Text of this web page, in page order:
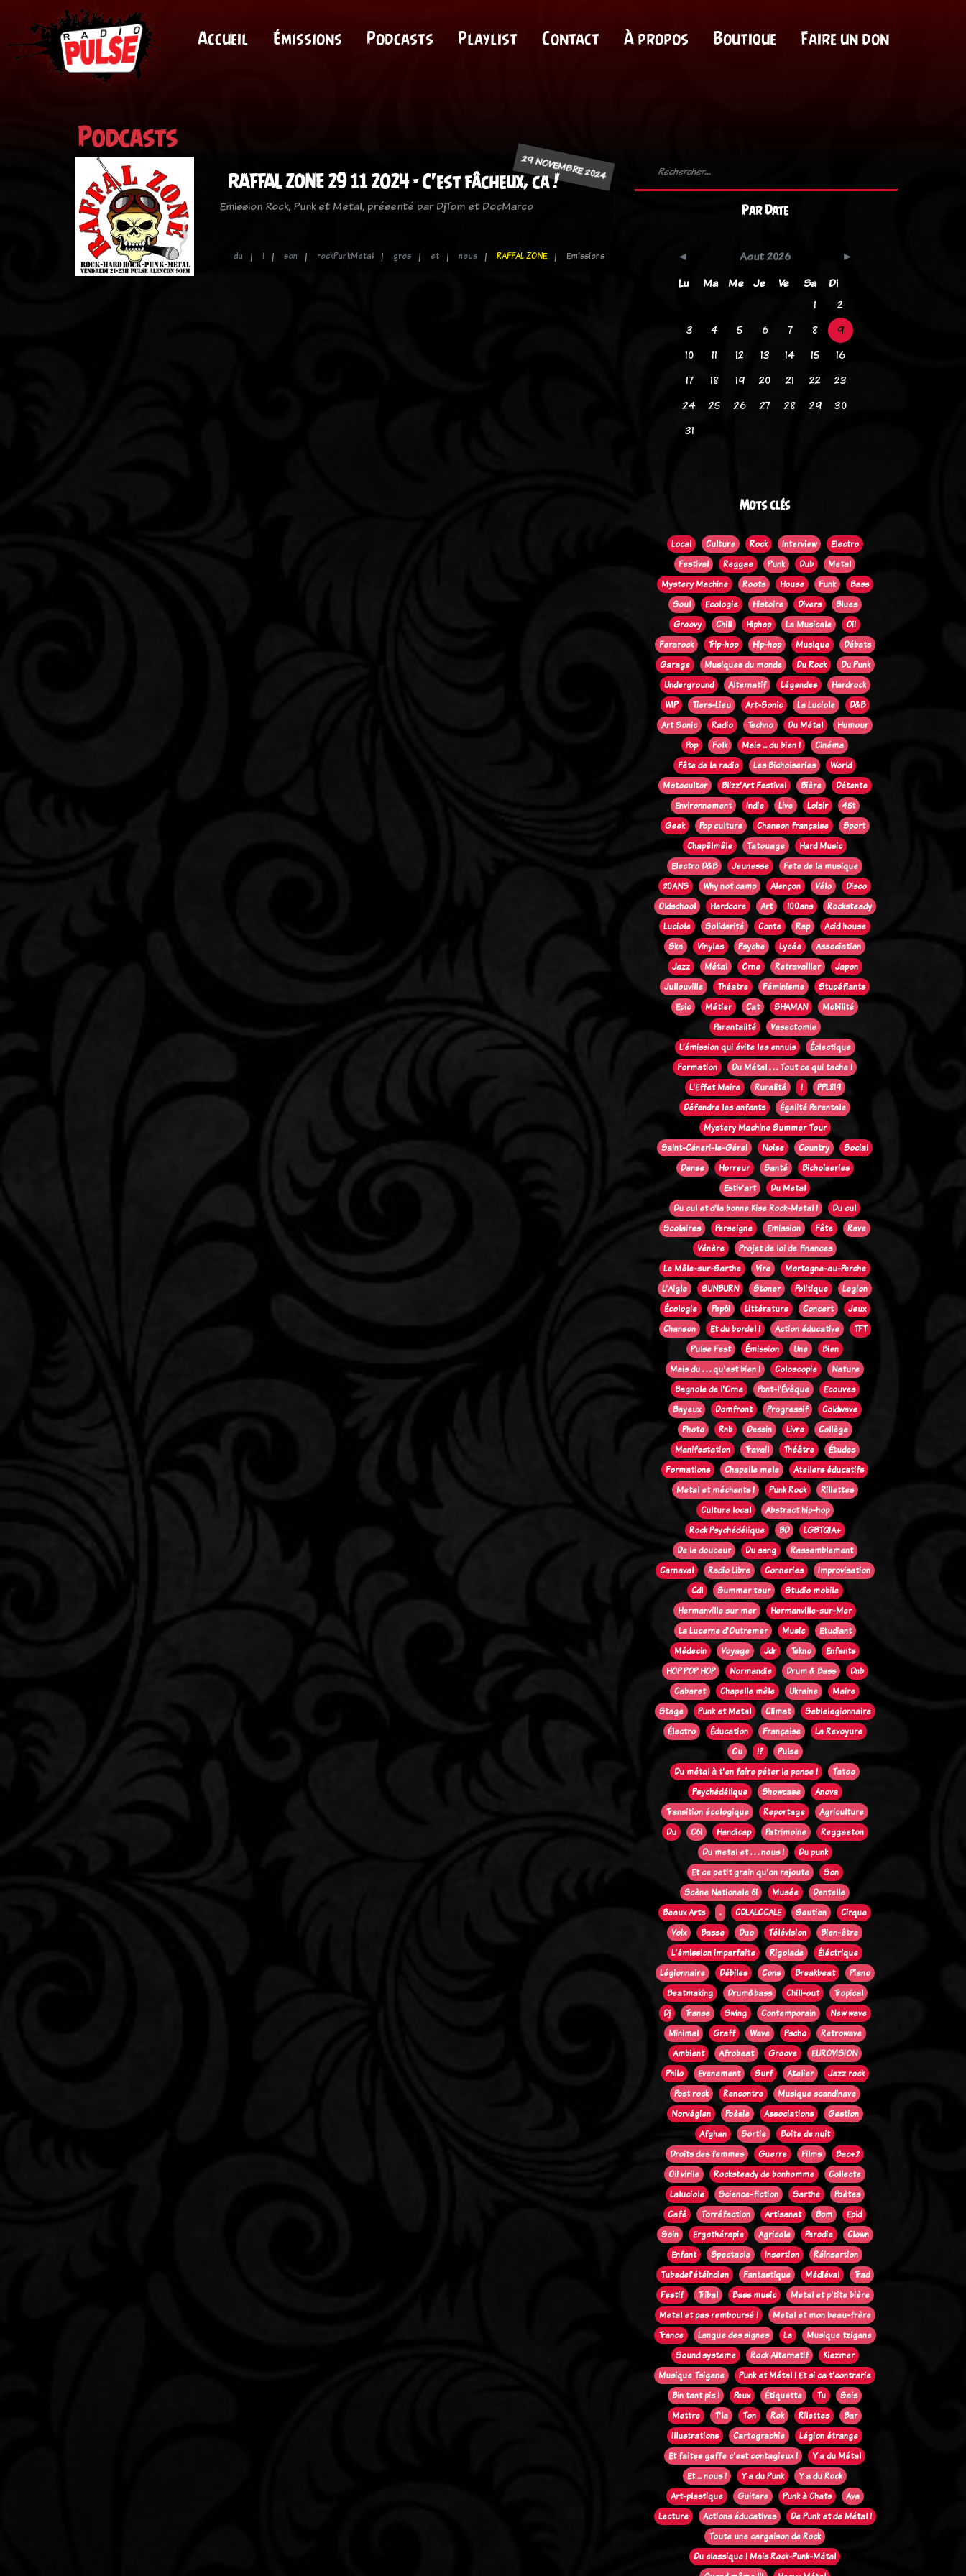
Accueil Émissions Podcasts Playlist Contact À propos Boutique Faire un don
Podcasts
29 NOVEMBRE 2024
RAFFAL ZONE 29 11 2024 - C'est fâcheux, ca !
Emission Rock, Punk et Metal, présenté par DjTom et DocMarco
du ! son rockPunkMetal gros et nous RAFFAL ZONE Emissions
Par Date
Aout 2026
Lu
Ma Me Je Ve Sa
Di
1
2
3
4 5 6 7 8
9
10
11 12 13 14 15
16
17
18 19 20 21 22
23
24
25 26 27 28 29
30
31
Mots clés
Local Culture Rock Interview
Electro
Festival
Reggae Punk Dub
Metal
Mystery Machine
Roots House Funk
Bass
Soul
Ecologie Histoire Divers
Blues
Groovy
Chill Hiphop La Musicale
Oi!
Ferarock
Trip-hop Hip-hop Musique
Débats
Garage
Musiques du monde Du Rock
Du Punk
Underground
Alternatif Légendes
Hardrock
WIP
Tiers-Lieu Art-Sonic La Luciole
D&B
Art Sonic
Radio Techno Du Métal
Humour
Pop
Folk Mais ... du bien !
Cinéma
Fête de la radio
Les Bichoiseries
World
Motocultor
Blizz'Art Festival Bière
Détente
Environnement
Indie Live Loisir
45t
Geek
Pop culture Chanson française
Sport
Chapêlmêle
Tatouage
Hard Music
Electro D&B
Jeunesse
Fete de la musique
20ANS
Why not camp Alençon Vélo
Disco
Oldschool
Hardcore Art 100ans
Rocksteady
Luciole
Solidarité Conte Rap
Acid house
Ska
Vinyles Psyche Lycée
Association
Jazz
Métal Orne Retravailler
Japon
Jullouville
Théatre Féminisme
Stupéfiants
Epic
Métier Cat SHAMAN
Mobilité
Parentalité
Vasectomie
L’émission qui évite les ennuis
Éclectique
Formation
Du Métal . . . Tout ce qui tache !
L'Effet Maire
Ruralité !
PPL819
Défendre les enfants
Égalité Parentale
Mystery Machine Summer Tour
Saint-Céneri-le-Gérei
Noise Country
Social
Danse
Horreur Santé
Bichoiseries
Estiv'art
Du Metal
Du cul et d'la bonne Kise Rock-Metal !
Du cul
Scolaires
Perseigne Emission Fête
Rave
Vénère
Projet de loi de finances
Le Mêle-sur-Sarthe
Vire
Mortagne-au-Perche
L'Aigle
SUNBURN Stoner Politique
Legion
Écologie
Pep61 Littérature Concert
Jeux
Chanson
Et du bordel ! Action éducative
TFT
Pulse Fest
Émission Une
Bien
Mais du . . . qu'est bien !
Coloscopie
Nature
Bagnole de l'Orne
Pont-l'Évêque
Ecouves
Bayeux
Domfront Progressif
Coldwave
Photo
Rnb Dessin Livre
Collège
Manifestation
Travail Théâtre
Études
Formations
Chapelle mele
Ateliers éducatifs
Metal et méchants !
Punk Rock
Rillettes
Culture local
Abstract hip-hop
Rock Psychédélique
BD
LGBTQIA+
De la douceur
Du sang
Rassemblement
Carnaval
Radio Libre Conneries
Improvisation
Cdl
Summer tour
Studio mobile
Hermanville sur mer
Hermanville-sur-Mer
La Lucerne d'Outremer
Music
Etudiant
Médecin
Voyage Jdr Tekno
Enfants
HOP POP HOP
Normandie Drum & Bass
Dnb
Cabaret
Chapelle mêle Ukraine
Maire
Stage
Punk et Metal Climat
Seblelegionnaire
Électro
Éducation Française
La Revoyure
Ou
!?
Pulse
Du métal à t'en faire péter la panse !
Tatoo
Psychédélique
Showcase
Anova
Transition écologique
Reportage
Agriculture
Du
C61 Handicap Patrimoine
Reggaeton
Du metal et . . . nous !
Du punk
Et ce petit grain qu'on rajoute
Son
Scène Nationale 61
Musée
Dentelle
Beaux Arts
. CDLALOCALE Soutien
Cirque
Voix
Basse Duo Télévision
Bien-être
L'émission imparfaite
Rigolade
Éléctrique
Légionnaire
Débiles Cons Breakbeat
Piano
Beatmaking
Drum&bass Chill-out
Tropical
Dj
Transe Swing Contemporain
New wave
Minimal
Graff Wave Pscho
Retrowave
Ambient
Afrobeat Groove
EUROVISION
Philo
Evenement Surf Atelier
Jazz rock
Post rock
Rencontre
Musique scandinave
Norvégien
Poèsie Associations
Gestion
Afghan
Sortie
Boite de nuit
Droits des femmes
Guerre Films
Bac+2
Oi! virile
Rocksteady de bonhomme
Collecte
Laluciole
Science-fiction Sarthe
Poètes
Café
Torréfaction Artisanat Bpm
Epid
Soin
Ergothérapie Agricole Parodie
Clown
Enfant
Spectacle Insertion
Réinsertion
Tubedel'étéindien
Fantastique Médiéval
Trad
Festif
Tribal Bass music
Metal et p'tite bière
Metal et pas remboursé !
Metal et mon beau-frère
Trance
Langue des signes La
Musique tzigane
Sound systeme
Rock Alternatif
Klezmer
Musique Tsigane
Punk et Métal ! Et si ca t'contrarie
Bin tant pis !
Peux Étiquette Tu
Sais
Mettre
T'la Ton Rok Rilettes
Bar
Illustrations
Cartographie
Légion étrange
Et faites gaffe c'est contagieux !
Y a du Métal
Et ... nous !
Y a du Punk
Y a du Rock
Art-plastique
Guitare Punk à Chats
Ava
Lecture
Actions éducatives
De Punk et de Métal !
Toute une cargaison de Rock
Du classique ! Mais Rock-Punk-Métal